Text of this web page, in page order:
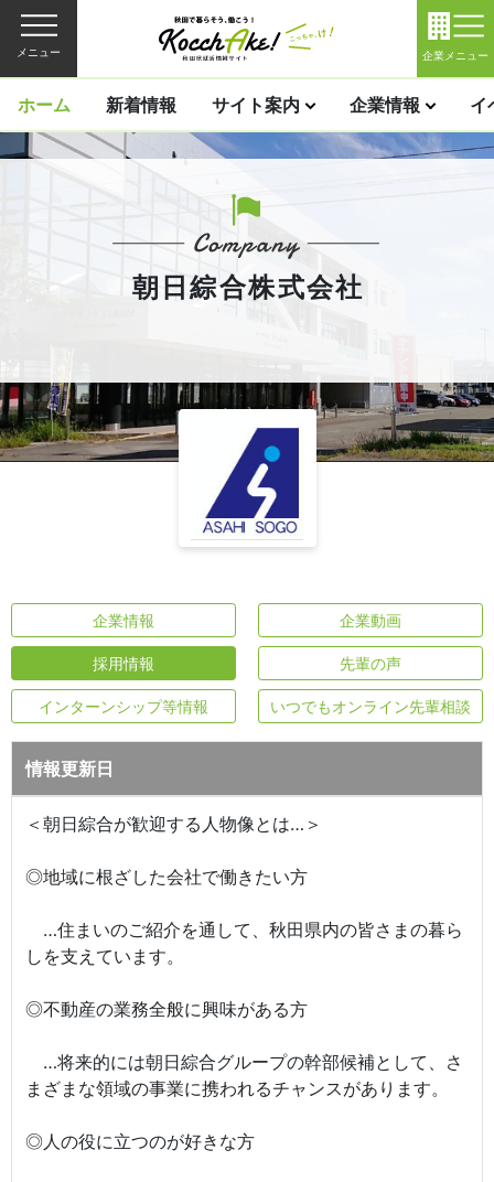
メニュー 企業メニュー
ホーム 新着情報 サイト案内 企業情報 イ
朝日綜合株式会社
企業情報 企業動画
採用情報 先輩の声
インターンシップ等情報 いつでもオンライン先輩相談
情報更新日
＜朝日綜合が歓迎する人物像とは…＞
◎地域に根ざした会社で働きたい方
…住まいのご紹介を通して、秋田県内の皆さまの暮ら
しを支えています。
◎不動産の業務全般に興味がある方
…将来的には朝日綜合グループの幹部候補として、さ
まざまな領域の事業に携われるチャンスがあります。
◎人の役に立つのが好きな方